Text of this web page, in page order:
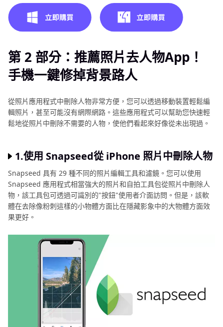
第 2 部分：推薦照片去人物App！
手機一鍵修掉背景路人
從照片應用程式中刪除人物非常方便，您可以透過移動裝置輕鬆編
輯照片，甚至可能沒有網際網路。這些應用程式可以幫助您快速輕
鬆地從照片中刪除不需要的人物，使他們看起來好像從未出現過。
1.使用 Snapseed從 iPhone 照片中刪除人物
Snapseed 具有 29 種不同的照片編輯工具和濾鏡。您可以使用
Snapseed 應用程式相當強大的照片和自拍工具包從照片中刪除人
物，該工具包可透過可識別的"按鈕"使用者介面訪問。但是，該軟
體在去除像粉刺這樣的小物體方面比在隱藏影象中的大物體方面效
果更好。